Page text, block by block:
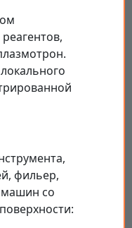
фильер,
машин со